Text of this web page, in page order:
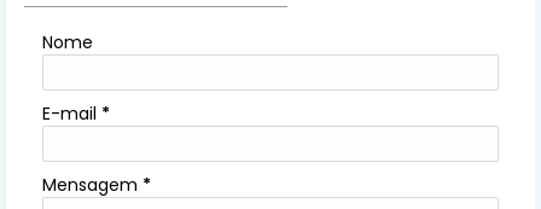
Nome
E-mail *
Mensagem *